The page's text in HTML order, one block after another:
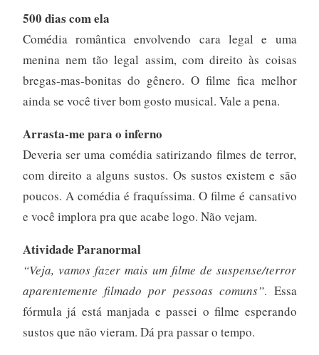
500 dias com ela
Comédia romântica envolvendo cara legal e uma
menina nem tão legal assim, com direito às coisas
bregas-mas-bonitas do gênero. O filme fica melhor
ainda se você tiver bom gosto musical. Vale a pena.
Arrasta-me para o inferno
Deveria ser uma comédia satirizando filmes de terror,
com direito a alguns sustos. Os sustos existem e são
poucos. A comédia é fraquíssima. O filme é cansativo
e você implora pra que acabe logo. Não vejam.
Atividade Paranormal
“Veja, vamos fazer mais um filme de suspense/terror
aparentemente filmado por pessoas comuns”. Essa
fórmula já está manjada e passei o filme esperando
sustos que não vieram. Dá pra passar o tempo.